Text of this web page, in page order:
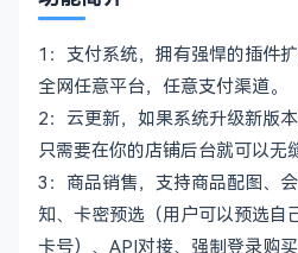
1：支付系统，拥有强悍的插件
全网任意平台，任意支付渠道。
2：云更新，如果系统升级新版
只需要在你的店铺后台就可以无
3：商品销售，支持商品配图、
知、卡密预选（用户可以预选自
卡号）、API对接、强制登录购